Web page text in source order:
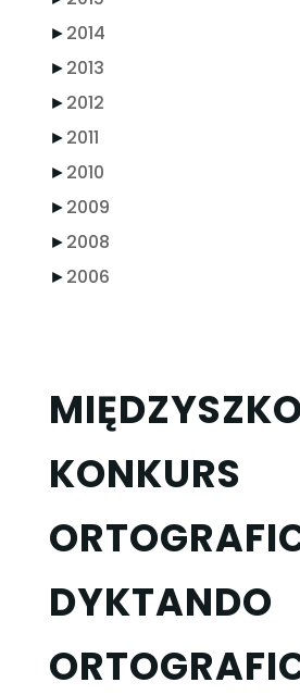
►2014
►2013
►2012
►2011
►2010
►2009
►2008
►2006
KONKURS
DYKTANDO